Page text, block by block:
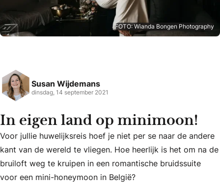
FOTO: Wianda Bongen Photography
Susan Wijdemans
dinsdag, 14 september 2021
In eigen land op minimoon!
Voor jullie huwelijksreis hoef je niet per se naar de
Voor jullie huwelijksreis hoef je niet per se naar de andere
kant van de wereld te vliegen. Hoe heerlijk is het om na de
bruiloft weg te kruipen in een romantische bruidssuite
voor een mini-honeymoon in België?